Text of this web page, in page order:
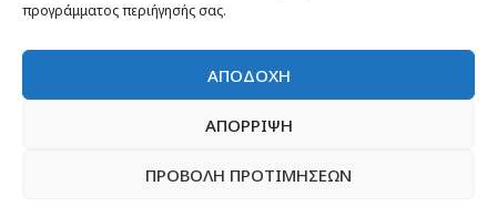
προγράμματος περιήγησής σας.
ΑΠΟΔΟΧΗ
ΑΠΟΡΡΙΨΗ
ΠΡΟΒΟΛΗ ΠΡΟΤΙΜΗΣΕΩΝ
Newsletter